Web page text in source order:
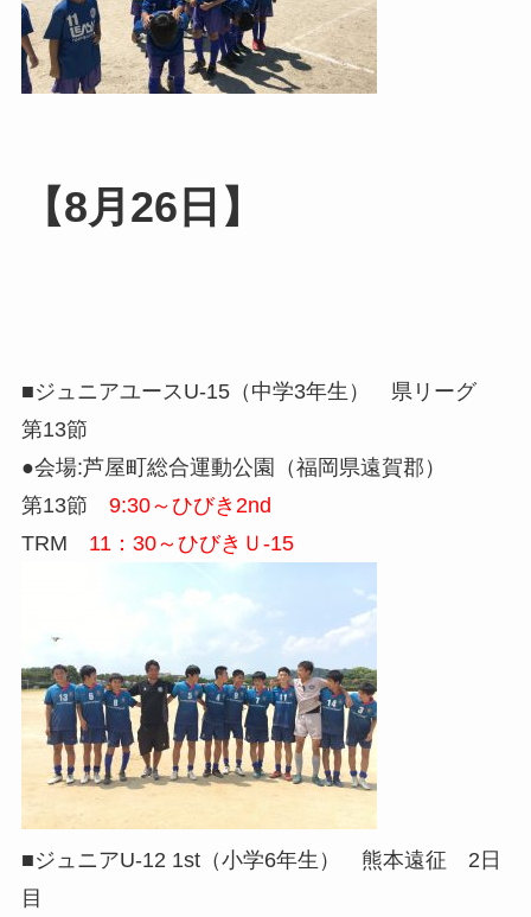
【8月26日】
■ジュニアユースU-15（中学3年生） 県リーグ
第13節
●会場:芦屋町総合運動公園（福岡県遠賀郡）
第13節 9:30～ひびき2nd
TRM 11：30～ひびきＵ-15
■ジュニアU-12 1st（小学6年生） 熊本遠征 2日
目